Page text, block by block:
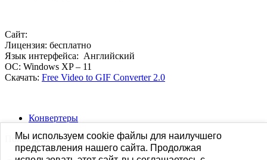
Сайт:
Лицензия: бесплатно
Язык интерфейса: Английский
ОС: Windows XP – 11
Скачать: Free Video to GIF Converter 2.0
Конвертеры
Поиск для:
Мы используем cookie файлы для наилучшего
представления нашего сайта. Продолжая